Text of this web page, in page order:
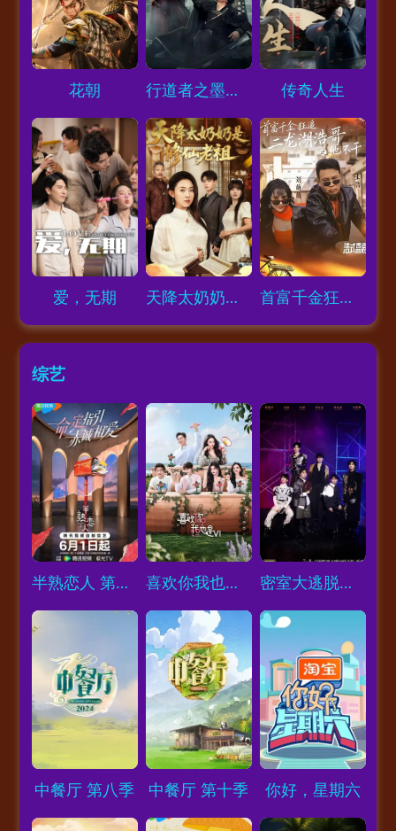
Loading...花朝 Loading... 行道者之墨狂刀 Loading...
传奇人生
Loading...
爱，无期 Loading... 天降太奶奶是修仙老祖 Loading... 首富千金狂追二龙湖浩哥之他不干
综艺
Loading... 半熟恋人 第五季 Loading... 喜欢你我也是 第六季 Loading... 密室大逃脱大神版 第八季
Loading...
中餐厅 第八季 Loading...
中餐厅 第十季 Loading...
你好，星期六